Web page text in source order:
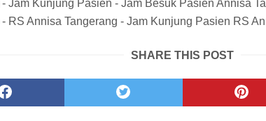
Jam Kunjung Pasien - Jam Besuk Pasien Annisa
RS Annisa Tangerang - Jam Kunjung Pasien RS
SHARE THIS POST